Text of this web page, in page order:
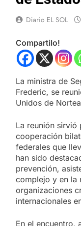
Diario EL SOL
Compartilo!
La ministra de
Frederic, se
Unidos de
La reunión sirvió
cooperación
federales que
han sido
prevención,
complejo y en la
organizaciones
internacionales
En el encuentro,